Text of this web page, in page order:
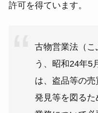
許可を得ています。
古物営業法（
う、昭和24年5
は、盗品等の
発見等を図る